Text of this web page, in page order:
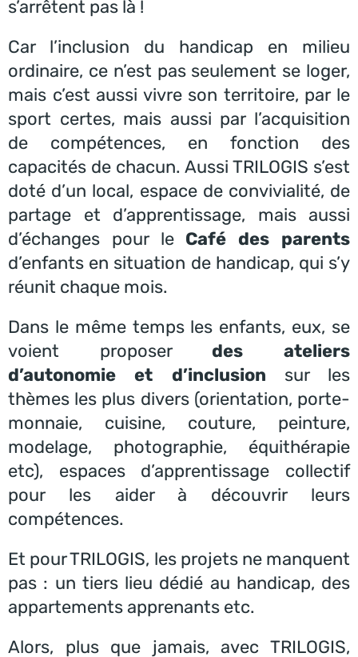
s’arrêtent pas là !
Car l’inclusion du handicap en milieu
ordinaire, ce n’est pas seulement se loger,
mais c’est aussi vivre son territoire, par le
sport certes, mais aussi par l’acquisition
de compétences, en fonction des
capacités de chacun. Aussi TRILOGIS s’est
doté d’un local, espace de convivialité, de
partage et d’apprentissage, mais aussi
d’échanges pour leCafé des parents
d’enfants en situation de handicap, qui s’y
réunit chaque mois.
Dans le même temps les enfants, eux, se
voient proposerdes ateliers
d’autonomie et d’inclusion sur les
thèmes les plus divers (orientation, porte-
monnaie, cuisine, couture, peinture,
modelage, photographie, équithérapie
etc), espaces d’apprentissage collectif
pour les aider à découvrir leurs
compétences.
Et pour TRILOGIS, les projets ne manquent
pas : un tiers lieu dédié au handicap, des
appartements apprenants etc.
Alors, plus que jamais, avec TRILOGIS,